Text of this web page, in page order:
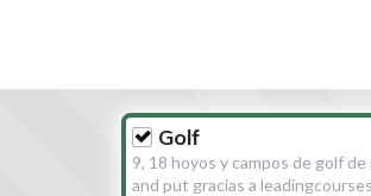
Golf
9, 18 hoyos y campos de golf
and put gracias a